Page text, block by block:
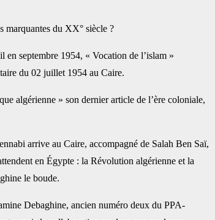
marquantes du XX° siècle ?
septembre 1954, « Vocation de l’islam »
du 02 juillet 1954 au Caire.
algérienne » son dernier article de l’ère coloniale,
arrive au Caire, accompagné de Salah Ben Saï,
en Égypte : la Révolution algérienne et la
le boude.
Debaghine, ancien numéro deux du PPA-